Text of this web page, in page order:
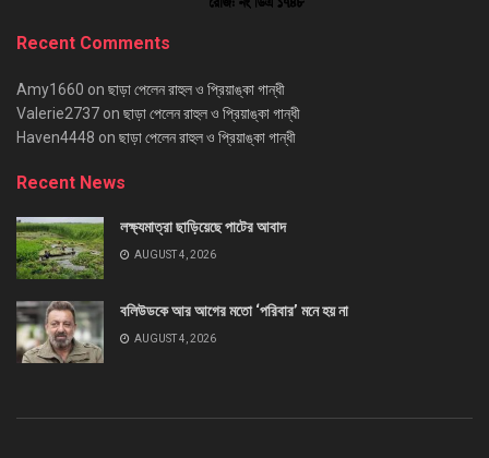
Recent Comments
Amy1660 on ছাড়া পেলেন রাহুল ও প্রিয়াঙ্কা গান্ধী
Valerie2737 on ছাড়া পেলেন রাহুল ও প্রিয়াঙ্কা গান্ধী
Haven4448 on ছাড়া পেলেন রাহুল ও প্রিয়াঙ্কা গান্ধী
Recent News
লক্ষ্যমাত্রা ছাড়িয়েছে পাটের আবাদ
AUGUST 4, 2026
বলিউডকে আর আগের মতো ‘পরিবার’ মনে হয় না
AUGUST 4, 2026